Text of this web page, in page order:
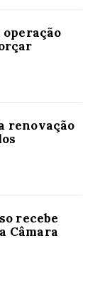
renovação
recebe
Câmara